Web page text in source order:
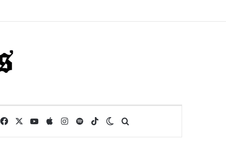
FacebookYouTube
AppleInstagram
SpotifyTikTokSwitch skin